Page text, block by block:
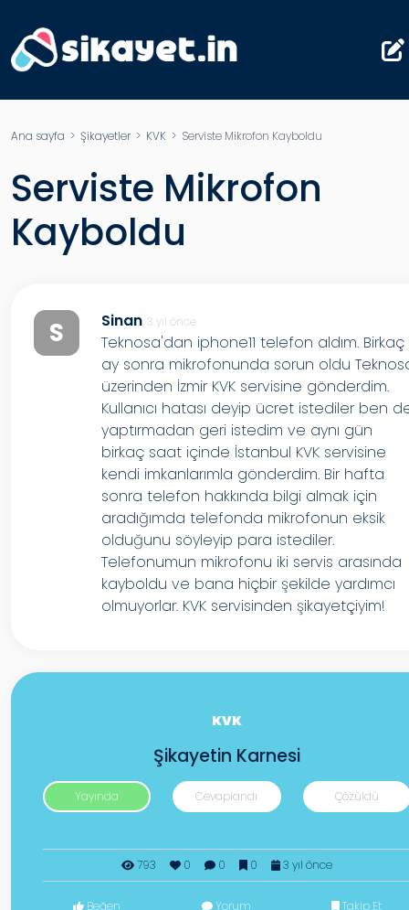
Ana sayfa > Şikayetler> KVK > Serviste Mikrofon Kayboldu
Serviste Mikrofon
Kayboldu
S Sinan 3 yıl önce
Teknosa'dan iphone11 telefon aldım. Birkaç
ay sonra mikrofonunda sorun oldu
üzerinden İzmir KVK servisine gönderdim.
Kullanıcı hatası deyip ücret istediler ben
yaptırmadan geri istedim ve aynı gün
birkaç saat içinde İstanbul KVK servisine
kendi imkanlarımla gönderdim. Bir hafta
sonra telefon hakkında bilgi almak için
aradığımda telefonda mikrofonun eksik
olduğunu söyleyip para istediler.
Telefonumun mikrofonu iki servis arasında
kayboldu ve bana hiçbir şekilde yardımcı
olmuyorlar. KVK servisinden şikayetçiyim!
KVK
Şikayetin Karnesi
Yayında Cevaplandı Çözüldü
793 0 0 0 3 yıl önce
Beğen Yorum Takip Et